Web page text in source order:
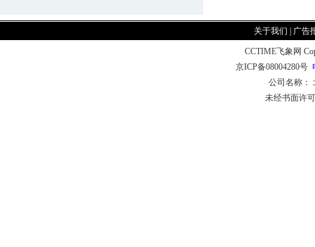
关于我们 广告
CCTIME飞象网
京ICP备08004280号
公司名称：
未经书面许